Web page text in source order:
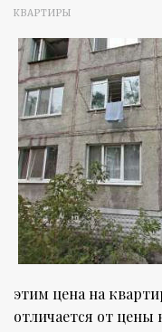
КВАРТИРЫ
этим цена на
отличается от